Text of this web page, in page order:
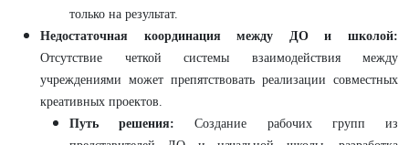
только на результат.
Недостаточная координация между ДО и школой:
Отсутствие четкой системы взаимодействия между
учреждениями может препятствовать реализации совместных
креативных проектов.
Путь решения: Создание рабочих групп из